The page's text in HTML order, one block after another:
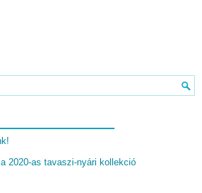
2020-as tavaszi-nyári kollekció